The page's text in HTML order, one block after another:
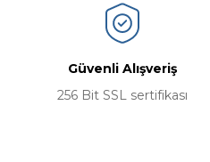
olmalı.
Güvenli Alışveriş
256 Bit SSL sertifikası